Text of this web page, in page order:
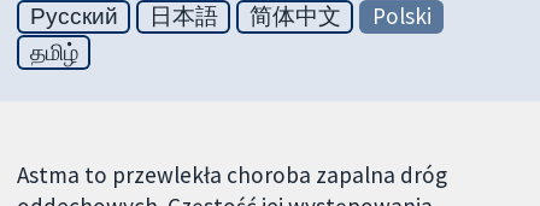
Русский
日本語 简体中文
Polski
தமிழ்
Astma to przewlekła choroba zapalna dróg